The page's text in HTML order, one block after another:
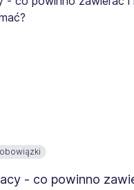
- co powinno